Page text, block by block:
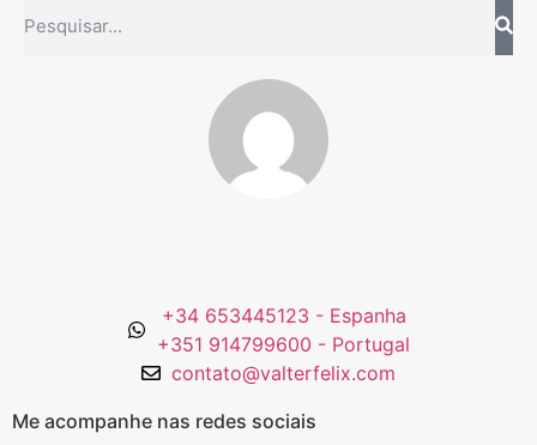
+34 653445123 - Espanha
+351 914799600 - Portugal
contato@valterfelix.com
Me acompanhe nas redes sociais